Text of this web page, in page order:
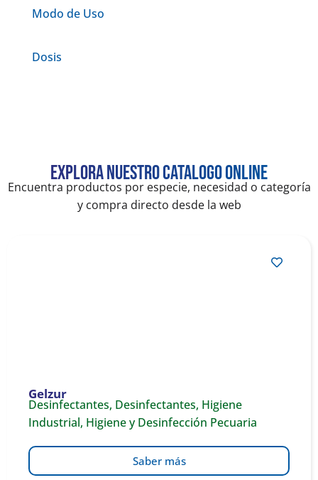
Modo de Uso
Dosis
Explora nuestro catalogo online
Encuentra productos por especie, necesidad o categoría
y compra directo desde la web
Gelzur
Desinfectantes, Desinfectantes, Higiene
Industrial, Higiene y Desinfección Pecuaria
Saber más